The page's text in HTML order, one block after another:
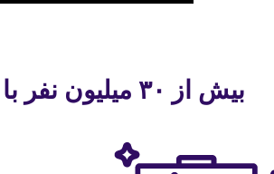
بیش از ۳۰ میلیون نفر با کمک uTalk آموختن یک زبان جدید را شروع کرده‌اند